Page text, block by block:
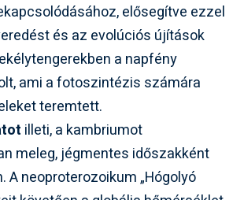
elősegítve ezzel
és az evolúciós újítások
a napfény
ami a fotoszintézis számára
teremtett.
illeti, a kambriumot
meleg, jégmentes időszakként
A neoproterozoikum „Hógolyó